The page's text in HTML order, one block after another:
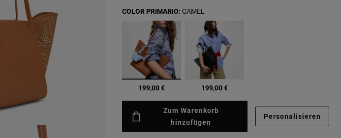
Ausgewählt
199,00 € 199,00 €
COLOR PRIMARIO: CAMEL
Zum Warenkorb
hinzufügen
Personalisieren